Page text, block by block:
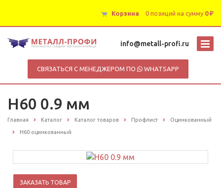
Корзина 0 позиций на сумму 0 ₽
info@metall-profi.ru
СВЯЗАТЬСЯ С МЕНЕДЖЕРОМ ПО WHATSAPP
Н60 0.9 мм
Главная Каталог Каталог товаров Профлист Оцинкованный
Н60 оцинкованный
ЗАКАЗАТЬ ТОВАР